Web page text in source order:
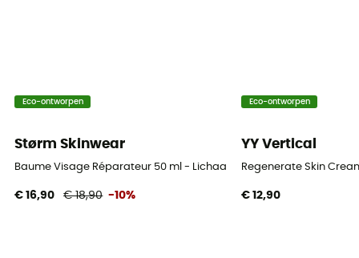
Eco-ontworpen
Størm Skinwear
Baume Visage Réparateur 50 ml - Lichaamsverzorging
€ 16,90 € 18,90 -10%
Eco-ontworpen
YY Vertical
Regenerate Skin
€ 12,90